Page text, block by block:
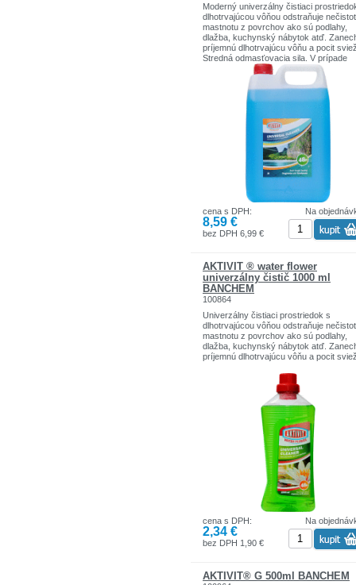
Moderný univerzálny čistiaci
dlhotrvajúcou vôňou odstraňuje
mastnotu z povrchov ako sú podlahy,
dlažba, kuchynský nábytok atď.
príjemnú dlhotrvajúcu vôňu a pocit
Stredná odmasťovacia sila. V prípade
potreby odporúčame vôňu stabilizovať
produktami Aktvit osviežovač
textílií. Používajte biocídy bezpečným
spôsobom. Pred použitím si vždy
etiketu a informácie o výrobku.
Na
cena s DPH:
8,59 €
bez DPH 6,99 €
AKTIVIT ® water flower
univerzálny čistič 1000 ml
BANCHEM
100864
Univerzálny čistiaci prostriedok s
dlhotrvajúcou vôňou odstraňuje
mastnotu z povrchov ako sú podlahy,
dlažba, kuchynský nábytok atď.
príjemnú dlhotrvajúcu vôňu a pocit
Na
cena s DPH:
2,34 €
bez DPH 1,90 €
AKTIVIT® G 500ml BANCHEM